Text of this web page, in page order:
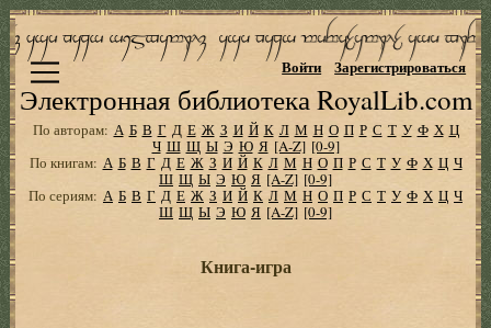
Электронная библиотека RoyalLib.com
Войти Зарегистрироваться
По авторам: А Б В Г Д Е Ж З И Й К Л М Н О П Р С Т У Ф Х Ц
Ч Ш Щ Ы Э Ю Я [A-Z] [0-9]
По книгам: А Б В Г Д Е Ж З И Й К Л М Н О П Р С Т У Ф Х Ц Ч
Ш Щ Ы Э Ю Я [A-Z] [0-9]
По сериям: А Б В Г Д Е Ж З И Й К Л М Н О П Р С Т У Ф Х Ц Ч
Ш Щ Ы Э Ю Я [A-Z] [0-9]
Книга-игра